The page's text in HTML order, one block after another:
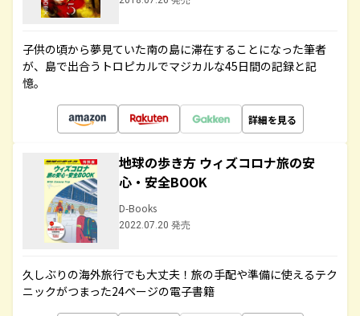
子供の頃から夢見ていた南の島に滞在することになった筆者
が、島で出合うトロピカルでマジカルな45日間の記録と記
憶。
詳細を見る
地球の歩き方 ウィズコロナ旅の安
心・安全BOOK
D-Books
2022.07.20 発売
久しぶりの海外旅行でも大丈夫！旅の手配や準備に使えるテク
ニックがつまった24ページの電子書籍